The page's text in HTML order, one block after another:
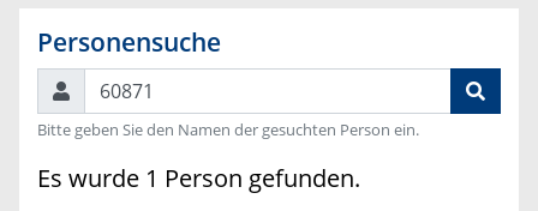
Personensuche
Suchen
Bitte geben Sie den Namen der gesuchten Person ein.
Es wurde 1 Person gefunden.